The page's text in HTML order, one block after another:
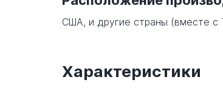
США, и другие страны (вместе с
Характеристики